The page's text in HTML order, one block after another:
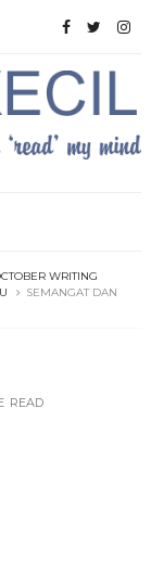
WRITING
SEMANGAT DAN
READ